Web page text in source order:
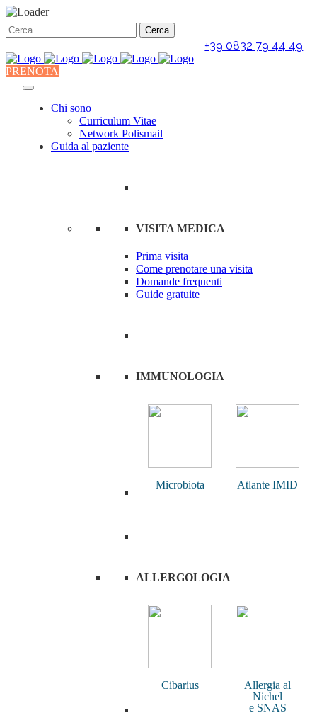
+39 0832 79 44 49
PRENOTA
Chi sono
Curriculum Vitae
Network Polismail
Guida al paziente
VISITA MEDICA
Prima visita
Come prenotare una visita
Domande frequenti
Guide gratuite
IMMUNOLOGIA
Microbiota Atlante IMID
ALLERGOLOGIA
Cibarius
Allergia al
Nichel
e SNAS